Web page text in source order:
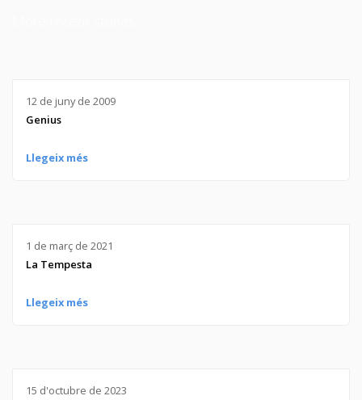
12 de juny de 2009
Genius
Llegeix més
1 de març de 2021
La Tempesta
Llegeix més
15 d'octubre de 2023